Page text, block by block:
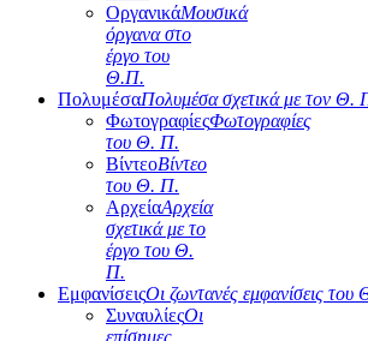
ΟργανικάΜουσικά
όργανα στο
έργο του
Θ.Π.
ΠολυμέσαΠολυμέσα σχετικά με τον Θ.
ΦωτογραφίεςΦωτογραφίες
του Θ. Π.
ΒίντεοΒίντεο
του Θ. Π.
ΑρχείαΑρχεία
σχετικά με το
έργο του Θ.
Π.
ΕμφανίσειςΟι ζωντανές εμφανίσεις
ΣυναυλίεςΟι